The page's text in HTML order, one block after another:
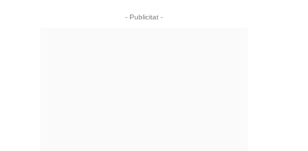
- Publicitat -